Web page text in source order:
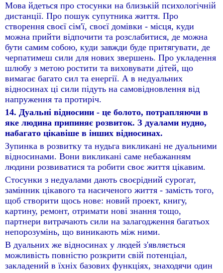
Мова йдеться про стосунки на близькій психологічній
дистанції. Про пошук супутника життя. Про
створення своєї сім'ї, своєї домівки - місця, куди
можна прийти відпочити та розслабитися, де можна
бути самим собою, куди завжди буде притягувати, де
черпатимеш сили для нових звершень. Про укладення
шлюбу з метою ростити та виховувати дітей, що
вимагає багато сил та енергії. А в недуальних
відносинах ці сили підуть на самовідновлення від
напруження та протиріч.
14. Дуальні відносини - це болото, потрапляючи в
яке людина припиняє розвиток. З дуалами нудно,
набагато цікавіше в інших відносинах.
Зупинка в розвитку та нудьга викликані не дуальними
відносинами. Вони викликані саме небажанням
людини розвиватися та робити своє життя цікавим.
Стосунки з недуалами дають своєрідний сурогат,
замінник цікавого та насиченого життя - замість того,
щоб створити щось нове: новий проект, книгу,
картину, ремонт, отримати нові знання тощо,
партнери витрачають сили на залагодження багатьох
непорозумінь, що виникають між ними.
В дуальних же відносинах у людей з'являється
можливість повністю розкрити свій потенціал,
закладений в їхніх базових функціях, знаходячи один